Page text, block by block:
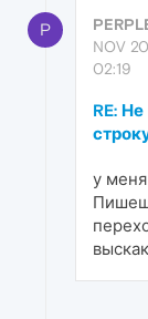
P
NOV
02:19
RE:
у